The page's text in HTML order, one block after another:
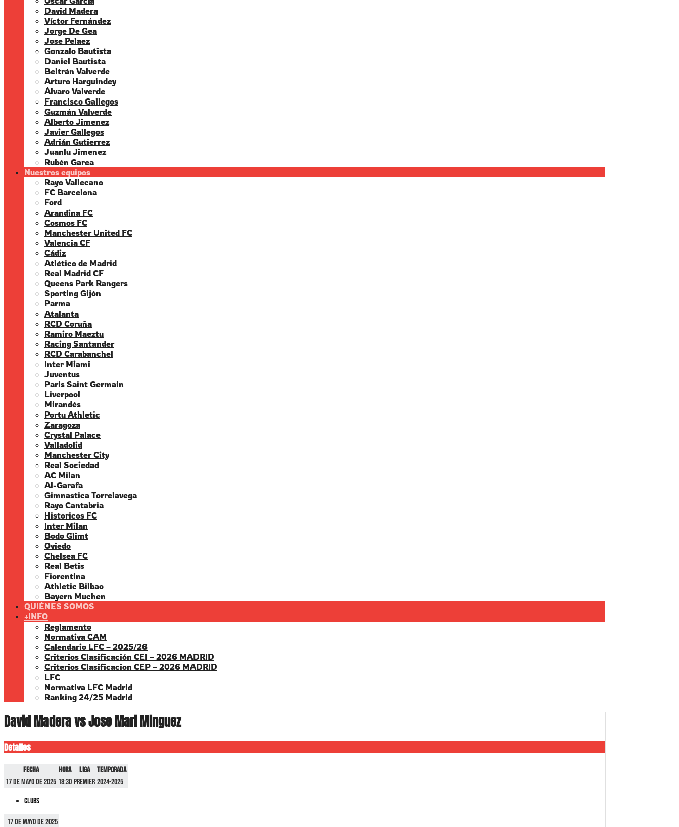
David Madera
Víctor Fernández
Jorge De Gea
Jose Pelaez
Gonzalo Bautista
Daniel Bautista
Beltrán Valverde
Arturo Harguindey
Álvaro Valverde
Francisco Gallegos
Guzmán Valverde
Alberto Jimenez
Javier Gallegos
Adrián Gutierrez
Juanlu Jimenez
Rubén Garea
Nuestros equipos
Rayo Vallecano
FC Barcelona
Ford
Arandina FC
Cosmos FC
Manchester United FC
Valencia CF
Cádiz
Atlético de Madrid
Real Madrid CF
Queens Park Rangers
Sporting Gijón
Parma
Atalanta
RCD Coruña
Ramiro Maeztu
Racing Santander
RCD Carabanchel
Inter Miami
Juventus
Paris Saint Germain
Liverpool
Mirandés
Portu Athletic
Zaragoza
Crystal Palace
Valladolid
Manchester City
Real Sociedad
AC Milan
Al-Garafa
Gimnastica Torrelavega
Rayo Cantabria
Historicos FC
Inter Milan
Bodo Glimt
Oviedo
Chelsea FC
Real Betis
Fiorentina
Athletic Bilbao
Bayern Muchen
QUIÉNES SOMOS
+INFO
Reglamento
Normativa CAM
Calendario LFC – 2025/26
Criterios Clasificación CEI – 2026 MADRID
Criterios Clasificacion CEP – 2026 MADRID
LFC
Normativa LFC Madrid
Ranking 24/25 Madrid
David Madera vs Jose Mari Minguez
Detalles
Fecha Hora Liga
Temporada
17 de mayo de 2025 18:30 Premier 2024-2025
Clubs
17 de mayo de 2025